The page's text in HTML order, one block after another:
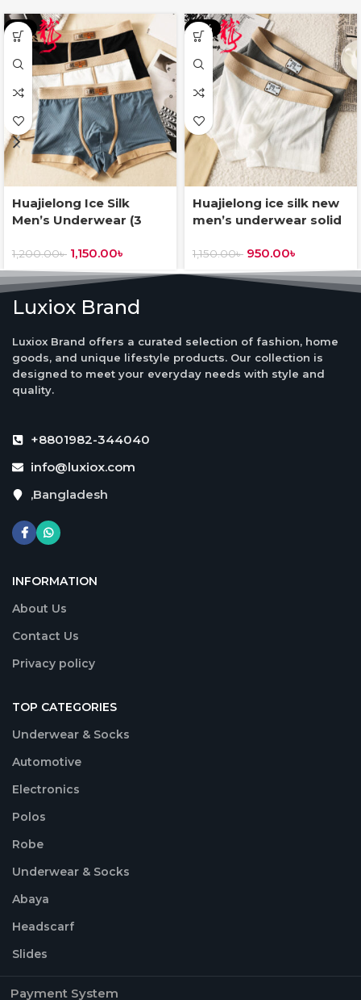
-4%
Huajielong Ice Silk
Men’s Underwear (3
1,200.00৳ 1,150.00৳
-17%
Huajielong ice silk new
men’s underwear solid
1,150.00৳ 950.00৳
Luxiox Brand
Luxiox Brand offers a curated selection of fashion, home
goods, and unique lifestyle products. Our collection is
designed to meet your everyday needs with style and
quality.
+8801982-344040
info@luxiox.com
,Bangladesh
INFORMATION
About Us
Contact Us
Privacy policy
TOP CATEGORIES
Underwear & Socks
Automotive
Electronics
Polos
Robe
Underwear & Socks
Abaya
Headscarf
Slides
Payment System